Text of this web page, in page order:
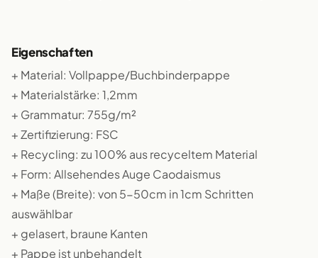
Eigenschaften
+ Material: Vollpappe/Buchbinderpappe
+ Materialstärke: 1,2mm
+ Grammatur: 755g/m²
+ Zertifizierung: FSC
+ Recycling: zu 100% aus recyceltem Material
+ Form: Allsehendes Auge Caodaismus
+ Maße (Breite): von 5-50cm in 1cm Schritten
auswählbar
+ gelasert, braune Kanten
+ Pappe ist unbehandelt